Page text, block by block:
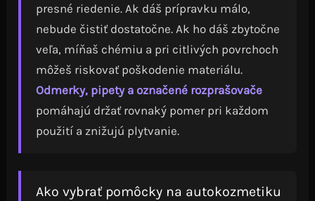
presné riedenie. Ak dáš prípravku málo,
nebude čistiť dostatočne. Ak ho dáš zbytočne
veľa, míňaš chémiu a pri citlivých povrchoch
môžeš riskovať poškodenie materiálu.
Odmerky, pipety a označené rozprašovače
pomáhajú držať rovnaký pomer pri každom
použití a znižujú plytvanie.
Ako vybrať pomôcky na autokozmetiku